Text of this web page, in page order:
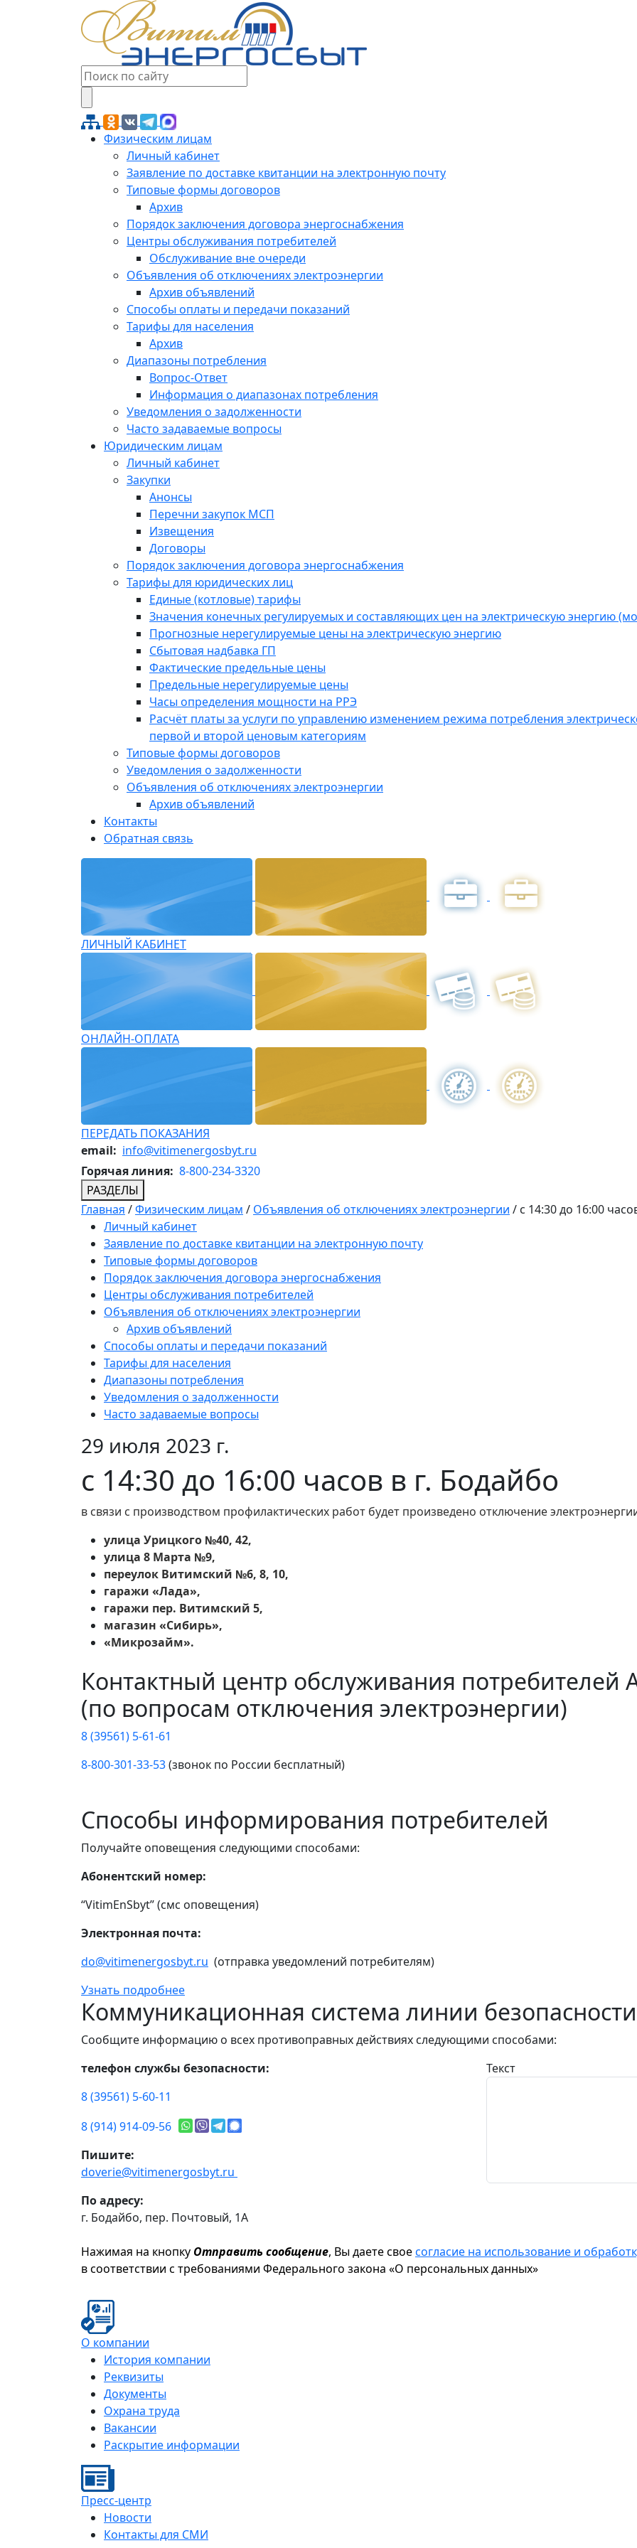
Физическим лицам
Личный кабинет
Заявление по доставке квитанции на электронную почту
Типовые формы договоров
Архив
Порядок заключения договора энергоснабжения
Центры обслуживания потребителей
Обслуживание вне очереди
Объявления об отключениях электроэнергии
Архив объявлений
Способы оплаты и передачи показаний
Тарифы для населения
Архив
Диапазоны потребления
Вопрос-Ответ
Информация о диапазонах потребления
Уведомления о задолженности
Часто задаваемые вопросы
Юридическим лицам
Личный кабинет
Закупки
Анонсы
Перечни закупок МСП
Извещения
Договоры
Порядок заключения договора энергоснабжения
Тарифы для юридических лиц
Единые (котловые) тарифы
Значения конечных регулируемых и составляющих цен на электрическую энергию
Прогнозные нерегулируемые цены на электрическую энергию
Сбытовая надбавка ГП
Фактические предельные цены
Предельные нерегулируемые цены
Часы определения мощности на РРЭ
Расчёт платы за услуги по управлению изменением режима потребления
первой и второй ценовым категориям
Типовые формы договоров
Уведомления о задолженности
Объявления об отключениях электроэнергии
Архив объявлений
Контакты
Обратная связь
ЛИЧНЫЙ КАБИНЕТ
ОНЛАЙН-ОПЛАТА
ПЕРЕДАТЬ ПОКАЗАНИЯ
email: info@vitimenergosbyt.ru
Горячая линия: 8-800-234-3320
РАЗДЕЛЫ
Главная /Физическим лицам / Объявления об отключениях электроэнергии / с 14:30 до 16:00
Личный кабинет
Заявление по доставке квитанции на электронную почту
Типовые формы договоров
Порядок заключения договора энергоснабжения
Центры обслуживания потребителей
Объявления об отключениях электроэнергии
Архив объявлений
Способы оплаты и передачи показаний
Тарифы для населения
Диапазоны потребления
Уведомления о задолженности
Часто задаваемые вопросы
29 июля 2023 г.
с 14:30 до 16:00 часов в г. Бодайбо
в связи с производством профилактических работ будет произведено отключение
улица Урицкого №40, 42,
улица 8 Марта №9,
переулок Витимский №6, 8, 10,
гаражи «Лада»,
гаражи пер. Витимский 5,
магазин «Сибирь»,
«Микрозайм».
Контактный центр обслуживания потребителей
(по вопросам отключения электроэнергии)
8 (39561) 5-61-61
8-800-301-33-53(звонок по России бесплатный)
Способы информирования потребителей
Получайте оповещения следующими способами:
Абонентский номер:
“VitimEnSbyt” (смс оповещения)
Электронная почта:
do@vitimenergosbyt.ru (отправка уведомлений потребителям)
Узнать подробнее
Коммуникационная система линии безопасности
Сообщите информацию о всех противоправных действиях следующими способами:
телефон службы безопасности:
8 (39561) 5-60-11
8 (914) 914-09-56
Пишите:
doverie@vitimenergosbyt.ru
По адресу:
г. Бодайбо, пер. Почтовый, 1А
Текст
Нажимая на кнопку Отправить сообщение, Вы даете своесогласие на использование и
в соответствии с требованиями Федерального закона «О персональных данных»
О компании
История компании
Реквизиты
Документы
Охрана труда
Вакансии
Раскрытие информации
Пресс-центр
Новости
Контакты для СМИ